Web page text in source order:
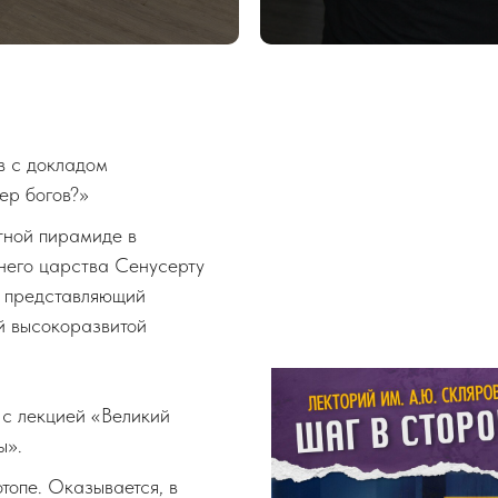
с докладом
богов?»
пирамиде в
царства Сенусерту
высокоразвитой
лекцией «Великий
Оказывается, в